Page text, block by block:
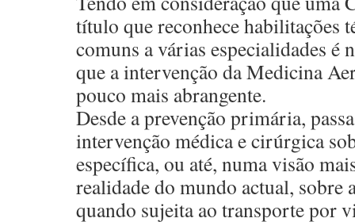
título que reconhece habilitações
comuns a várias especialidades é
que a intervenção da Medicina
pouco mais abrangente.
Desde a prevenção primária,
intervenção médica e cirúrgica
específica, ou até, numa visão
realidade do mundo actual, sobre
quando sujeita ao transporte por